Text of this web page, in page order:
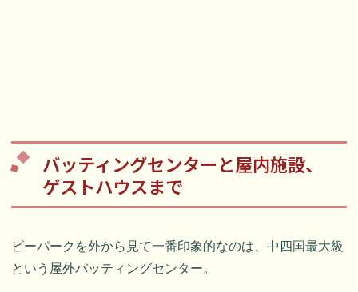
バッティングセンターと屋内施設、
ゲストハウスまで
ビーパークを外から見て一番印象的なのは、中四国最大級
という屋外バッティングセンター。